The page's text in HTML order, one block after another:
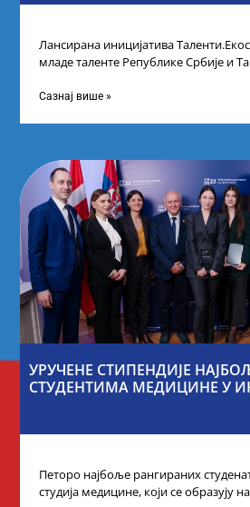
Лансирана иницијатива
младе таленте Републике Србије и
догађају су се
Сазнај више »
УРУЧЕНЕ СТИПЕНДИЈЕ
СТУДЕНТИМА МЕДИЦИНЕ У
Петоро најбоље рангираних
студија медицине, који се образују